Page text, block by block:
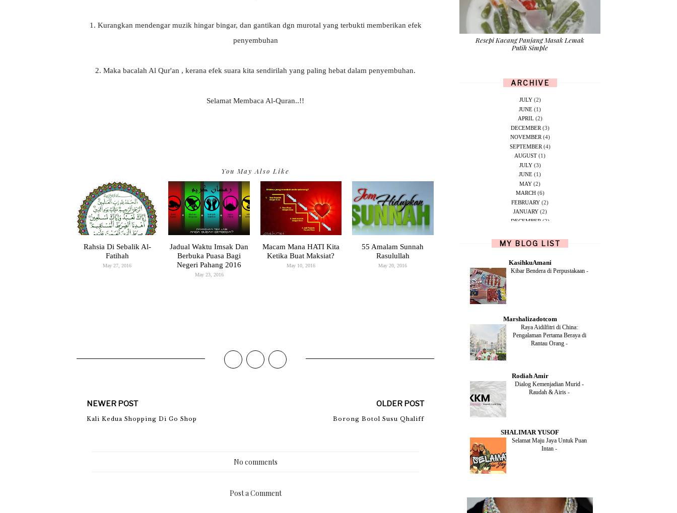
1. Kurangkan mendengar muzik hingar bingar, dan gantikan dgn murotal yang terbukti memberikan efek
penyembuhan
2. Maka bacalah Al Qur'an , kerana efek suara kita sendirilah yang paling hebat dalam penyembuhan.
Selamat Membaca Al-Quran..!!
You May Also Like
Rahsia Di Sebalik Al-
Fatihah
May 27, 2016
Jadual Waktu Imsak Dan
Berbuka Puasa Bagi
Negeri Pahang 2016
May 23, 2016
Macam Mana HATI Kita
Ketika Buat Maksiat?
May 10, 2016
55 Amalam Sunnah
Rasulullah
May 20, 2016
NEWER POST
Kali Kedua Shopping Di Go Shop
OLDER POST
Borong Botol Susu Qhaliff
No comments
Post a Comment
Resepi Kacang Panjang Masak Lemak
Putih Simple
ARCHIVE
JULY(2)
JUNE (1)
APRIL (2)
DECEMBER (3)
NOVEMBER (4)
SEPTEMBER (4)
AUGUST (1)
JULY(3)
JUNE (1)
MAY (2)
MARCH(6)
FEBRUARY (2)
JANUARY(2)
DECEMBER (2)
OCTOBER(1)
SEPTEMBER(2)
MAY
(4)
AUGUST(2)
JULY
JUNE(2)
FEBRUARY(2)
JANUARY
(2)
AUGUST (2)
JULY(2)
MY BLOG LIST
KasihkuAmani
Kibar Bendera di Perpustakaan -
Marshalizadotcom
Raya Aidilfitri di China:
Pengalaman Pertama Beraya di
Rantau Orang -
Rodiah Amir
Dialog Kemenjadian Murid -
Raudah & Airis -
SHALIMAR YUSOF
Selamat Maju Jaya Untuk Puan
Intan -